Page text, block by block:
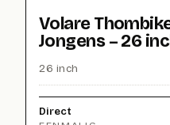
Volare
Jongens – 26
26 inch
Direct